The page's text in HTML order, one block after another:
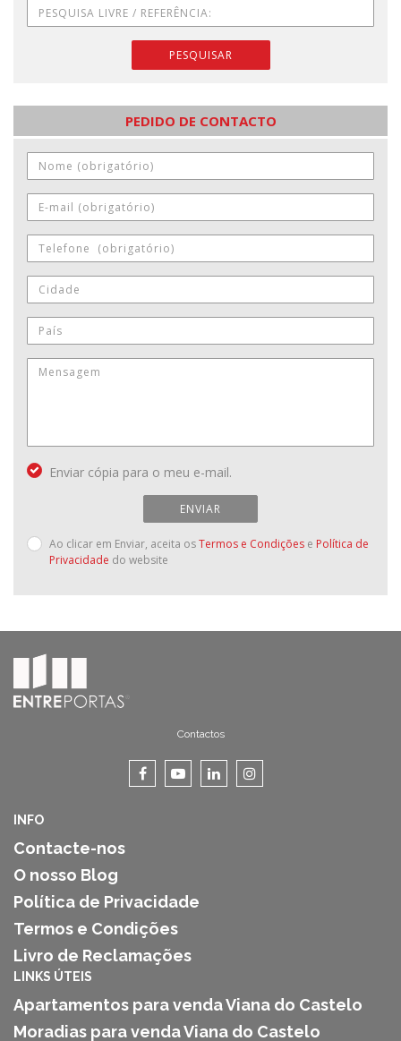
PESQUISAR
PEDIDO DE CONTACTO
Enviar cópia para o meu e-mail.
ENVIAR
Ao clicar em Enviar, aceita osTermos e Condições e Política de
Privacidade do website
Contactos
INFO
Contacte-nos
O nosso Blog
Política de Privacidade
Termos e Condições
Livro de Reclamações
LINKS ÚTEIS
Apartamentos para venda Viana do Castelo
Moradias para venda Viana do Castelo